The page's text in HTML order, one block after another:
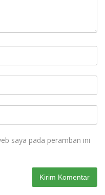
saya pada peramban ini